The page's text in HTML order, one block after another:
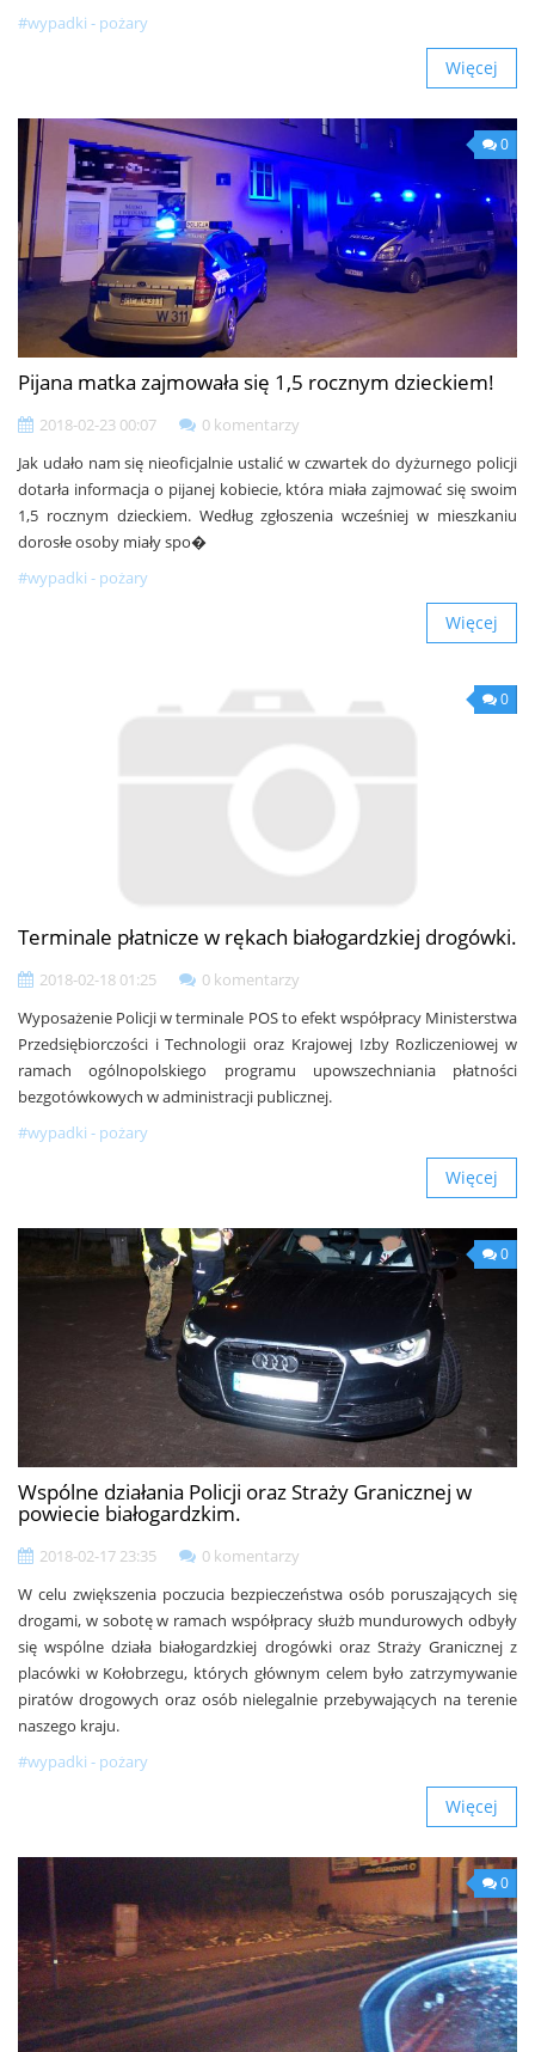
#wypadki - pożary
Więcej
0
Pijana matka zajmowała się 1,5 rocznym dzieckiem!
2018-02-23 00:07
0 komentarzy
Jak udało nam się nieoficjalnie ustalić w czwartek do dyżurnego policji
dotarła informacja o pijanej kobiecie, która miała zajmować się swoim
1,5 rocznym dzieckiem. Według zgłoszenia wcześniej w mieszkaniu
dorosłe osoby miały spo�
#wypadki - pożary
Więcej
0
Terminale płatnicze w rękach białogardzkiej drogówki.
2018-02-18 01:25
0 komentarzy
Wyposażenie Policji w terminale POS to efekt współpracy Ministerstwa
Przedsiębiorczości i Technologii oraz Krajowej Izby Rozliczeniowej w
ramach ogólnopolskiego programu upowszechniania płatności
bezgotówkowych w administracji publicznej.
#wypadki - pożary
Więcej
0
Wspólne działania Policji oraz Straży Granicznej w
powiecie białogardzkim.
2018-02-17 23:35
0 komentarzy
W celu zwiększenia poczucia bezpieczeństwa osób poruszających się
drogami, w sobotę w ramach współpracy służb mundurowych odbyły
się wspólne działa białogardzkiej drogówki oraz Straży Granicznej z
placówki w Kołobrzegu, których głównym celem było zatrzymywanie
piratów drogowych oraz osób nielegalnie przebywających na terenie
naszego kraju.
#wypadki - pożary
Więcej
0